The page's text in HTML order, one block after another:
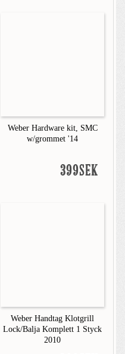
Weber Hardware kit, SMC
w/grommet '14
399SEK
Weber Handtag Klotgrill
Lock/Balja Komplett 1 Styck
2010